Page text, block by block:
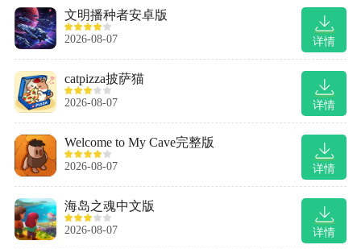
详情
文明播种者安卓版
2026-08-07
详情
catpizza披萨猫
2026-08-07
详情
Welcome to My Cave完整版
2026-08-07
详情
海岛之魂中文版
2026-08-07